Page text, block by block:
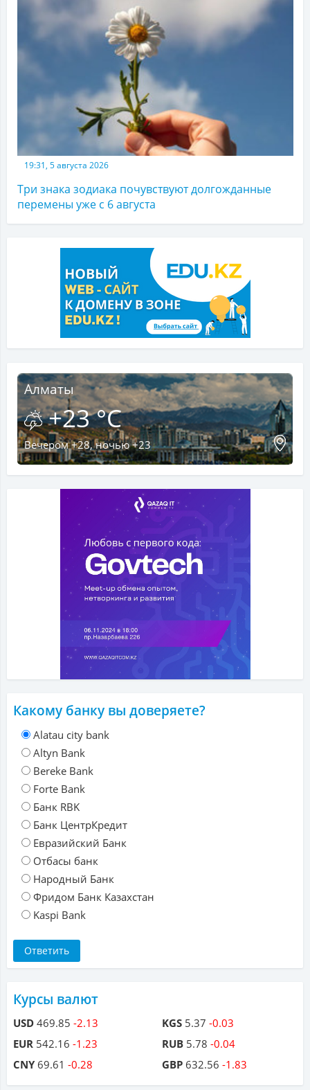
19:31, 5 августа 2026
Три знака зодиака почувствуют долгожданные
перемены уже с 6 августа
Алматы
+23 °C
Вечером +28, ночью +23
Какому банку вы доверяете?
Alatau city bank
Altyn Bank
Bereke Bank
Forte Bank
Банк RBK
Банк ЦентрКредит
Евразийский Банк
Отбасы банк
Народный Банк
Фридом Банк Казахстан
Kaspi Bank
Курсы валют
USD 469.85 -2.13
EUR 542.16 -1.23
CNY69.61 -0.28
KGS 5.37 -0.03
RUB 5.78 -0.04
GBP 632.56 -1.83